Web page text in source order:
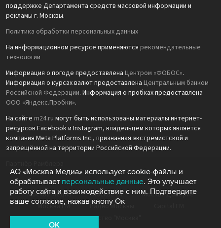
поддержке Департамента средств массовой информации и
рекламы г. Москвы.
Политика обработки персональных данных
На информационном ресурсе применяются рекомендательные
технологии
Информация о погоде предоставлена Центром «ФОБОС».
Информация о курсах валют предоставлена Центральным банком
Российской Федерации. Информация о пробках предоставлена
ООО «Яндекс.Пробки».
На сайте m24.ru могут быть использованы материалы интернет-
ресурсов Facebook и Instagram, владельцем которых является
компания Meta Platforms Inc., признанная экстремистской и
запрещённой на территории Российской Федерации.
Москва Медиа Москва 24
Москва Доверие
Москва FM
Радио Москвы
Агентство "Москва"
АО «Москва Медиа» использует cookie-файлы и
обрабатывает персональные данные. Это улучшает
работу сайта и взаимодействие с ним. Подтвердите
ваше согласие, нажав кнопу Ок
OK